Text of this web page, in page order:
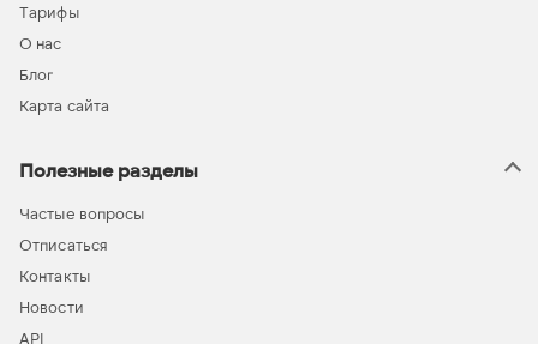
Тарифы
О нас
Блог
Карта сайта
Полезные разделы
Частые вопросы
Отписаться
Контакты
Новости
API